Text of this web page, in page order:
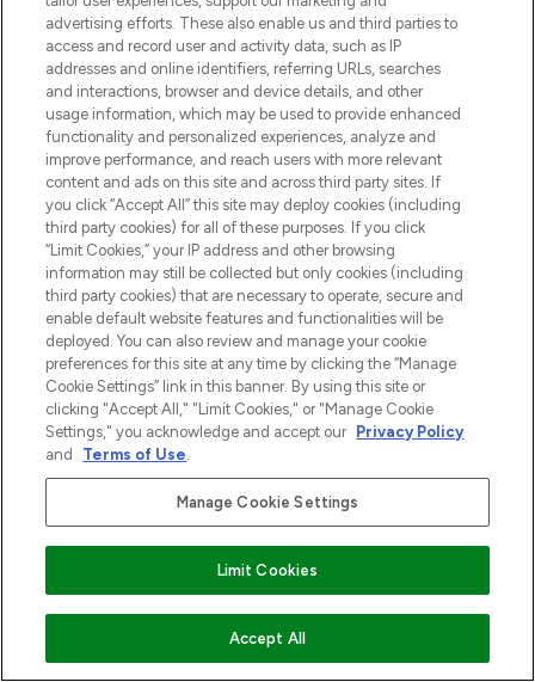
VOEG TOE AAN WINKELMANDJE
AANMELDEN
LOOKFANTASTIC is de ultieme online
beautybestemming van Europa, met de
beste huidverzorging, haarproducten en
make-up van meer dan 200 topmerken.
Shop online of via de app, met gratis
verzending vanaf €40.
Cookie-toestemming
Do Not Sell or Share My Personal
Information
HELP & INFORMATIE
advertising efforts. These also enable us and third parties to
access and record user and activity data, such as IP
addresses and online identifiers, referring URLs, searches
and interactions, browser and device details, and other
usage information, which may be used to provide enhanced
functionality and personalized experiences, analyze and
improve performance, and reach users with more relevant
content and ads on this site and across third party sites. If
you click “Accept All” this site may deploy cookies (including
third party cookies) for all of these purposes. If you click
“Limit Cookies,” your IP address and other browsing
information may still be collected but only cookies (including
third party cookies) that are necessary to operate, secure and
enable default website features and functionalities will be
deployed. You can also review and manage your cookie
preferences for this site at any time by clicking the “Manage
Cookie Settings” link in this banner. By using this site or
clicking "Accept All," "Limit Cookies," or "Manage Cookie
Settings," you acknowledge and accept our Privacy Policy
and
Terms of Use.
Manage Cookie Settings
Limit Cookies
Accept All